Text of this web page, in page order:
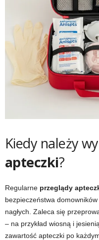
Kiedy należy
apteczki?
Regularne przeglądy
bezpieczeństwa
nagłych. Zaleca się
– na przykład wiosną i
zawartość apteczki po